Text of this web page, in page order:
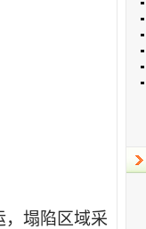
，塌陷区域采